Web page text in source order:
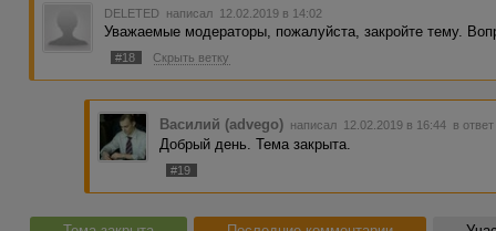
DELETED написал 12.02.2019 в 14:02
Уважаемые модераторы, пожалуйста, закройте тему.
#18 Скрыть ветку
Василий (advego) написал 12.02.2019 в 16:44 в
Добрый день. Тема закрыта.
#19